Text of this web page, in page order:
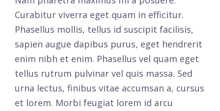
Curabitur viverra eget quam in efficitur.
Phasellus mollis, tellus id suscipit facilisis,
sapien augue dapibus purus, eget hendrerit
enim nibh et enim. Phasellus vel quam eget
tellus rutrum pulvinar vel quis massa. Sed
urna lectus, finibus vitae accumsan a, cursus
et lorem. Morbi feugiat lorem id arcu